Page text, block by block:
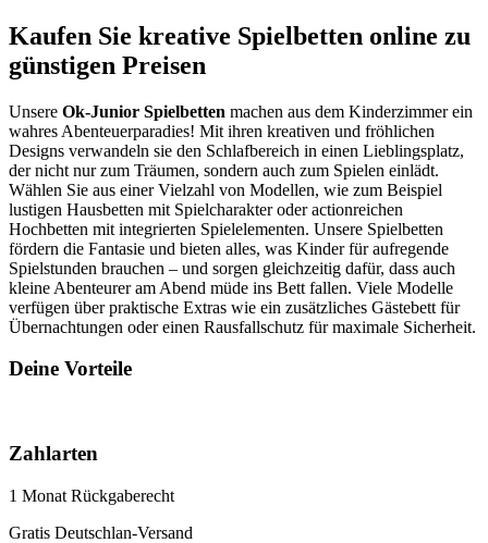
Kaufen Sie kreative Spielbetten online zu
günstigen Preisen
Unsere Ok-Junior Spielbetten machen aus dem Kinderzimmer ein
wahres Abenteuerparadies! Mit ihren kreativen und fröhlichen
Designs verwandeln sie den Schlafbereich in einen Lieblingsplatz,
der nicht nur zum Träumen, sondern auch zum Spielen einlädt.
Wählen Sie aus einer Vielzahl von Modellen, wie zum Beispiel
lustigen Hausbetten mit Spielcharakter oder actionreichen
Hochbetten mit integrierten Spielelementen. Unsere Spielbetten
fördern die Fantasie und bieten alles, was Kinder für aufregende
Spielstunden brauchen – und sorgen gleichzeitig dafür, dass auch
kleine Abenteurer am Abend müde ins Bett fallen. Viele Modelle
verfügen über praktische Extras wie ein zusätzliches Gästebett für
Übernachtungen oder einen Rausfallschutz für maximale Sicherheit.
Deine Vorteile
Zahlarten
1 Monat Rückgaberecht
Gratis Deutschlan-Versand